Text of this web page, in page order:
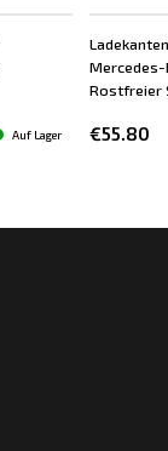
Auf Lager
Mercedes-
Rostfreier
€55.80